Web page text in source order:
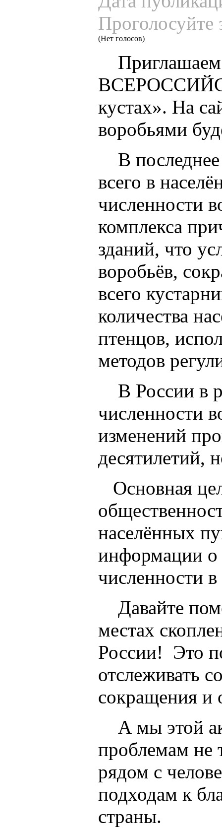
Проголосуйте
(Нет голосов)
Приглашаем
кустах». На
воробьями
В последнее
всего в
численности
комплекса
зданий, что
воробьёв,
всего
количества
птенцов,
методов
В России в
численности
изменений
десятилетий,
Основная
населённых
информации о
численности
Давайте
местах
России! Это
отслеживать
сокращения и
А мы этой
проблемам не
рядом с
подходам к
страны.